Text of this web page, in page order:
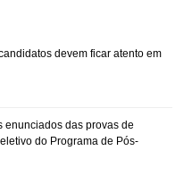
devem ficar atento em
enunciados das provas de
do Programa de Pós-